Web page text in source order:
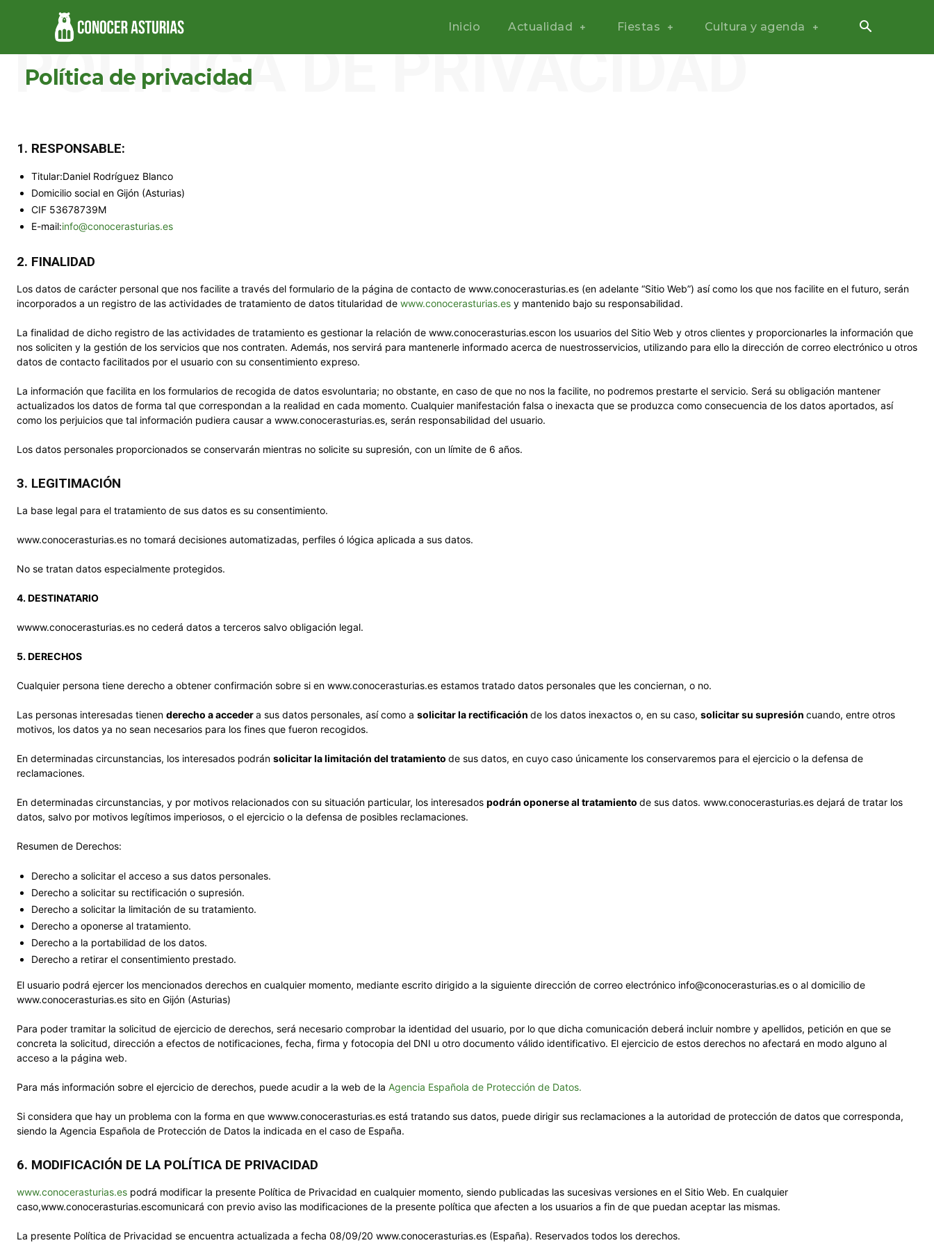
Inicio Actualidad Fiestas Cultura y agenda
Política de privacidad
POLÍTICA DE PRIVACIDAD
1. RESPONSABLE:
Titular:Daniel Rodríguez Blanco
Domicilio social en Gijón (Asturias)
CIF 53678739M
E-mail:info@conocerasturias.es
2. FINALIDAD
Los datos de carácter personal que nos facilite a través del formulario de la página de contacto de www.conocerasturias.es (en adelante “Sitio Web”) así como los que nos facilite en el futuro, serán
incorporados a un registro de las actividades de tratamiento de datos titularidad de www.conocerasturias.es y mantenido bajo su responsabilidad.
La finalidad de dicho registro de las actividades de tratamiento es gestionar la relación de www.conocerasturias.escon los usuarios del Sitio Web y otros clientes y proporcionarles la información que
nos soliciten y la gestión de los servicios que nos contraten. Además, nos servirá para mantenerle informado acerca de nuestrosservicios, utilizando para ello la dirección de correo electrónico u otros
datos de contacto facilitados por el usuario con su consentimiento expreso.
La información que facilita en los formularios de recogida de datos esvoluntaria; no obstante, en caso de que no nos la facilite, no podremos prestarte el servicio. Será su obligación mantener
actualizados los datos de forma tal que correspondan a la realidad en cada momento. Cualquier manifestación falsa o inexacta que se produzca como consecuencia de los datos aportados, así
como los perjuicios que tal información pudiera causar a www.conocerasturias.es, serán responsabilidad del usuario.
Los datos personales proporcionados se conservarán mientras no solicite su supresión, con un límite de 6 años.
3. LEGITIMACIÓN
La base legal para el tratamiento de sus datos es su consentimiento.
www.conocerasturias.es no tomará decisiones automatizadas, perfiles ó lógica aplicada a sus datos.
No se tratan datos especialmente protegidos.
4. DESTINATARIO
wwww.conocerasturias.es no cederá datos a terceros salvo obligación legal.
5. DERECHOS
Cualquier persona tiene derecho a obtener confirmación sobre si en www.conocerasturias.es estamos tratado datos personales que les conciernan, o no.
Las personas interesadas tienen derecho a accedera sus datos personales, así como a solicitar la rectificación de los datos inexactos o, en su caso, solicitar su supresión cuando, entre otros
motivos, los datos ya no sean necesarios para los fines que fueron recogidos.
En determinadas circunstancias, los interesados podrán solicitar la limitación del tratamiento de sus datos, en cuyo caso únicamente los conservaremos para el ejercicio o la defensa de
reclamaciones.
En determinadas circunstancias, y por motivos relacionados con su situación particular, los interesados podrán oponerse al tratamiento de sus datos. www.conocerasturias.es dejará de tratar los
datos, salvo por motivos legítimos imperiosos, o el ejercicio o la defensa de posibles reclamaciones.
Resumen de Derechos:
Derecho a solicitar el acceso a sus datos personales.
Derecho a solicitar su rectificación o supresión.
Derecho a solicitar la limitación de su tratamiento.
Derecho a oponerse al tratamiento.
Derecho a la portabilidad de los datos.
Derecho a retirar el consentimiento prestado.
El usuario podrá ejercer los mencionados derechos en cualquier momento, mediante escrito dirigido a la siguiente dirección de correo electrónico info@conocerasturias.es o al domicilio de
www.conocerasturias.es sito en Gijón (Asturias)
Para poder tramitar la solicitud de ejercicio de derechos, será necesario comprobar la identidad del usuario, por lo que dicha comunicación deberá incluir nombre y apellidos, petición en que se
concreta la solicitud, dirección a efectos de notificaciones, fecha, firma y fotocopia del DNI u otro documento válido identificativo. El ejercicio de estos derechos no afectará en modo alguno al
acceso a la página web.
Para más información sobre el ejercicio de derechos, puede acudir a la web de la Agencia Española de Protección de Datos.
Si considera que hay un problema con la forma en que wwww.conocerasturias.es está tratando sus datos, puede dirigir sus reclamaciones a la autoridad de protección de datos que corresponda,
siendo la Agencia Española de Protección de Datos la indicada en el caso de España.
6. MODIFICACIÓN DE LA POLÍTICA DE PRIVACIDAD
www.conocerasturias.es podrá modificar la presente Política de Privacidad en cualquier momento, siendo publicadas las sucesivas versiones en el Sitio Web. En cualquier
caso,www.conocerasturias.escomunicará con previo aviso las modificaciones de la presente política que afecten a los usuarios a fin de que puedan aceptar las mismas.
La presente Política de Privacidad se encuentra actualizada a fecha 08/09/20 www.conocerasturias.es (España). Reservados todos los derechos.